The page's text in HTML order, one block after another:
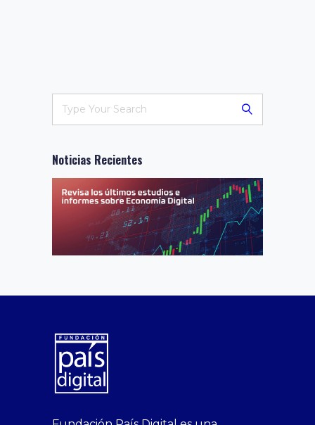
Noticias Recientes